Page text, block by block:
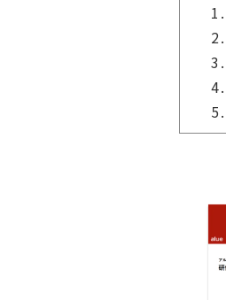
1.
2.
3.
4.
5.